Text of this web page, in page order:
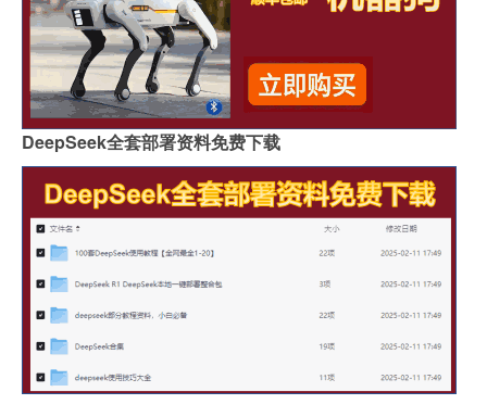
DeepSeek全套部署资料免费下载